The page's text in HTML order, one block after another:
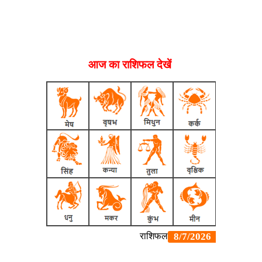
आज का राशिफल देखें